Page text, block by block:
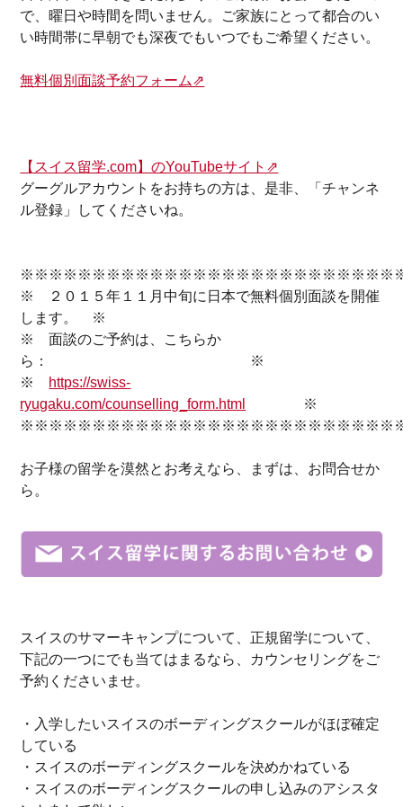
で 、曜日や時間を問いません。ご家族にとって都合のい
い時間帯に早朝でも深夜でもいつでもご希望ください。
無料個別面談予約フォーム⇗
【スイス留学.com】のYouTubeサイト⇗
グーグルアカウントをお持ちの方は、是非、「チャンネ
ル登録」してくださいね。
※ ２０１５年１１月中旬に日本で無料個別面談を開催
します。 ※
※ 面談のご予約は、こちらか
ら： ※
※ https://swiss-
ryugaku.com/counselling_form.html
※
お子様の留学を漠然と お考え なら、まずは、お問合せか
ら。
スイスのサマーキャンプについて、 正規留学について、
下記の一つにでも当てはまるなら、 カウンセリングをご
予約 くださいませ。
・入学したいスイスのボーディングスクールがほぼ確定
している
・スイスのボーディングスクールを決めかねている
・スイスのボーディングスクールの申し込みのアシスタ